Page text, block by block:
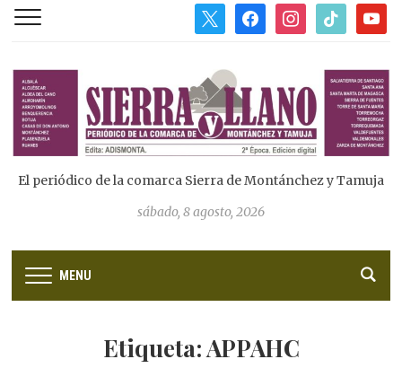
facebookinstagram
tiktok
El periódico de la comarca Sierra de Montánchez y Tamuja
sábado, 8 agosto, 2026
MENU
Etiqueta:APPAHC